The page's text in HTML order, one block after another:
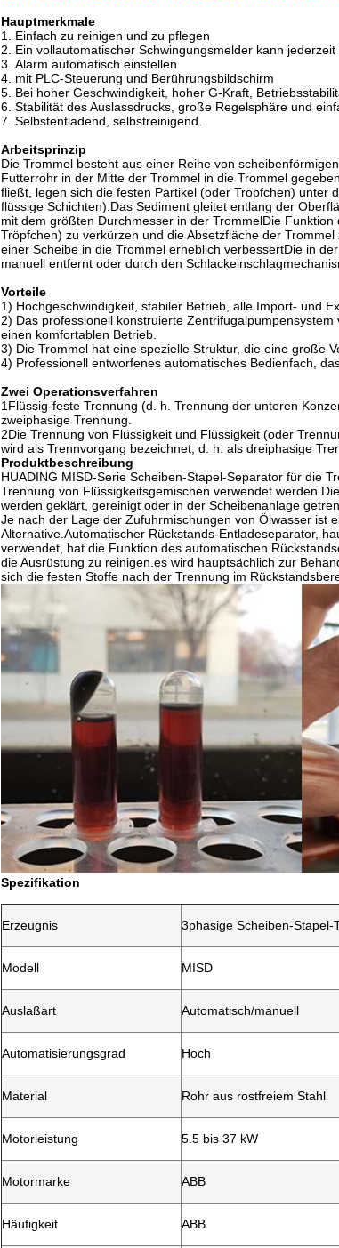
Hauptmerkmale
Einfach zu reinigen und zu pflegen
Ein vollautomatischer Schwingungsmelder kann
Alarm automatisch einstellen
mit PLC-Steuerung und Berührungsbildschirm
Bei hoher Geschwindigkeit, hoher G-Kraft,
Stabilität des Auslassdrucks, große Regelsphäre und
Selbstentladend, selbstreinigend.
Arbeitsprinzip
Die Trommel besteht aus einer Reihe von
Futterrohr in der Mitte der Trommel in die Trommel
fließt, legen sich die festen Partikel (oder Tröpfchen) unter
flüssige Schichten).Das Sediment gleitet entlang der
mit dem größten Durchmesser in der TrommelDie
Tröpfchen) zu verkürzen und die Absetzfläche der
einer Scheibe in die Trommel erheblich verbessertDie in
manuell entfernt oder durch den
Vorteile
1) Hochgeschwindigkeit, stabiler Betrieb, alle Import- und
2) Das professionell konstruierte
einen komfortablen Betrieb.
3) Die Trommel hat eine spezielle Struktur, die eine große
4) Professionell entworfenes automatisches Bedienfach,
Zwei Operationsverfahren
1Flüssig-feste Trennung (d. h. Trennung der unteren
zweiphasige Trennung.
2Die Trennung von Flüssigkeit und Flüssigkeit (oder
wird als Trennvorgang bezeichnet, d. h. als dreiphasige
Produktbeschreibung
HUADING MISD-Serie Scheiben-Stapel-Separator für die
Trennung von Flüssigkeitsgemischen verwendet
werden geklärt, gereinigt oder in der Scheibenanlage
Je nach der Lage der Zufuhrmischungen von Ölwasser ist
Alternative.Automatischer Rückstands-Entladeseparator,
verwendet, hat die Funktion des automatischen
die Ausrüstung zu reinigen.es wird hauptsächlich zur
sich die festen Stoffe nach der Trennung im
Spezifikation
Erzeugnis 3phasige Scheiben-Stapel-
Modell MISD
Auslaßart Automatisch/manuell
Automatisierungsgrad Hoch
Material Rohr aus rostfreiem Stahl
Motorleistung 5.5 bis 37 kW
Motormarke ABB
Häufigkeit ABB